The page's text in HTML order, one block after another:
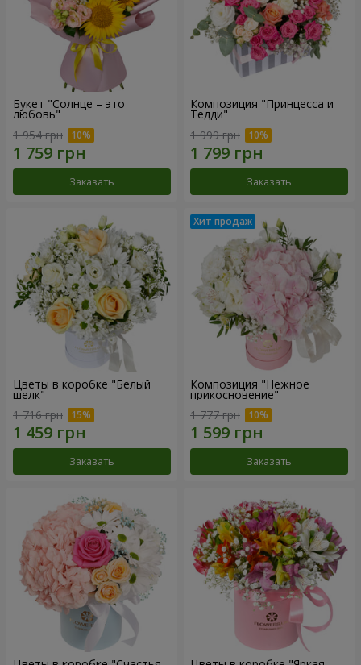
Букет "Солнце – это
любовь"
1 954 грн
Заказать
Композиция "Принцесса и
Тедди"
1 999 грн
Заказать
Цветы в коробке "Белый
шелк"
1 716 грн
Заказать
Композиция "Нежное
прикосновение"
1 777 грн
Заказать